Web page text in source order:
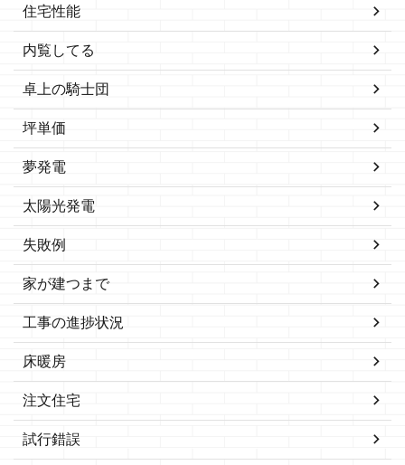
住宅性能
内覧してる
卓上の騎士団
坪単価
夢発電
太陽光発電
失敗例
家が建つまで
工事の進捗状況
床暖房
注文住宅
試行錯誤